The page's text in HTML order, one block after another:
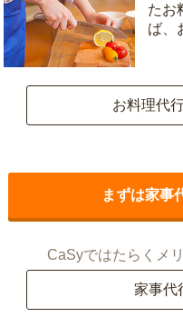
たお
ば、
お料理代
まずは家事
CaSyではたらくメ
家事代